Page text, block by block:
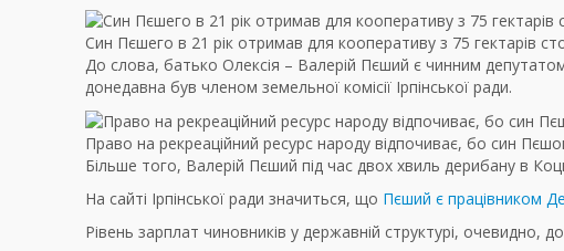
Син Пєшего в 21 рік отримав для кооперативу з 75 гектарів
До слова, батько Олексія – Валерій Пєший є чинним депутатом
донедавна був членом земельної комісії Ірпінської ради.
Право на рекреаційний ресурс народу відпочиває, бо син
Більше того, Валерій Пєший під час двох хвиль дерибану в
На сайті Ірпінської ради значиться, що Пєший є працівником
Рівень зарплат чиновників у державній структурі, очевидно,